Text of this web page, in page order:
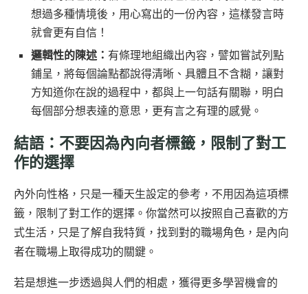
想過多種情境後，用心寫出的一份內容，這樣發言時
就會更有自信！
邏輯性的陳述： 有條理地組織出內容，譬如嘗試列點
鋪呈，將每個論點都說得清晰、具體且不含糊，讓對
方知道你在說的過程中，都與上一句話有關聯，明白
每個部分想表達的意思，更有言之有理的感覺。
結語：不要因為內向者標籤，限制了對工
作的選擇
內外向性格，只是一種天生設定的參考，不用因為這項標
籤，限制了對工作的選擇。你當然可以按照自己喜歡的方
式生活，只是了解自我特質，找到對的職場角色，是內向
者在職場上取得成功的關鍵。
若是想進一步透過與人們的相處，獲得更多學習機會的